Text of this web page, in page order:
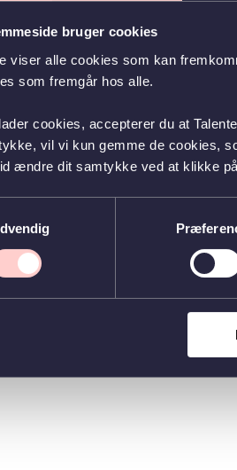
bruger cookies
viser alle cookies som kan
som fremgår hos alle.
cookies, accepterer du at
vil vi kun gemme de cookies,
ændre dit samtykke ved at klikke